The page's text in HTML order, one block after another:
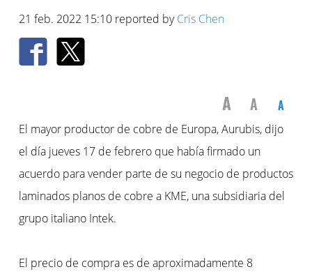
21 feb. 2022 15:10 reported byCris Chen
A A A
El mayor productor de cobre de Europa, Aurubis, dijo
el día jueves 17 de febrero que había firmado un
acuerdo para vender parte de su negocio de productos
laminados planos de cobre a KME, una subsidiaria del
grupo italiano Intek.
El precio de compra es de aproximadamente 8